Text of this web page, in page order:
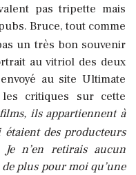
pas tripette mais
Bruce, tout comme
un très bon souvenir
au vitriol des deux
au site Ultimate
critiques sur cette
ils appartiennent à
étaient des producteurs
Je n’en retirais aucun
plus pour moi qu’une